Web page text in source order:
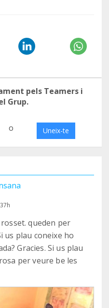
pels Teamers i
Grup.
o Uneix-te
queden per
us plau coneixe ho
Gracies. Si us plau
per veure be les